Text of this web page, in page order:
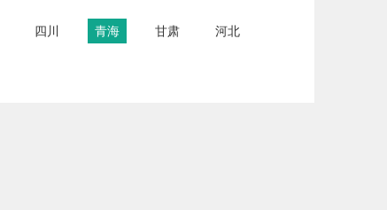
四川 青海 甘肃 河北